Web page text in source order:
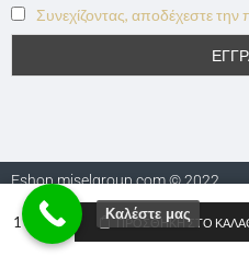
ΠΡΟΣΘΉΚΗ ΣΤΟ
Συνεχίζοντας, αποδέχεστε την
Eshop.miselgroup.com © 2022
Καλέστε μας